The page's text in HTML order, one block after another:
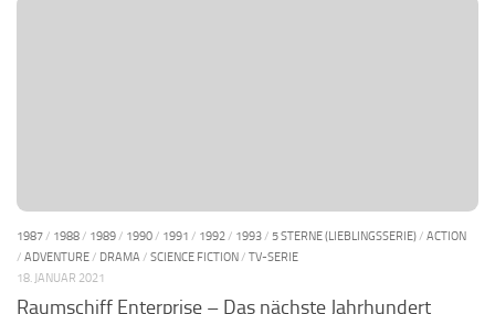
1987/ 1988/ 1989/ 1990/ 1991 / 1992/ 1993/ 5 STERNE (LIEBLINGSSERIE)/ ACTION
/ ADVENTURE/ DRAMA / SCIENCE FICTION/ TV-SERIE
18. JANUAR 2021
Raumschiff Enterprise – Das nächste Jahrhundert